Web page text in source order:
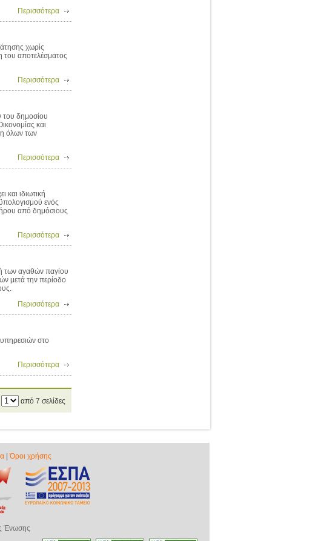
Περισσότερα
χωρίς
του αποτελέσματος
Περισσότερα
του δημοσίου
και
όλων των
Περισσότερα
ιδιωτική
ενός
από δημόσιους
Περισσότερα
των αγαθών παγίου
μετά την περίοδο
Περισσότερα
στο
Περισσότερα
από 7 σελίδες
|Όροι χρήσης
Ένωσης